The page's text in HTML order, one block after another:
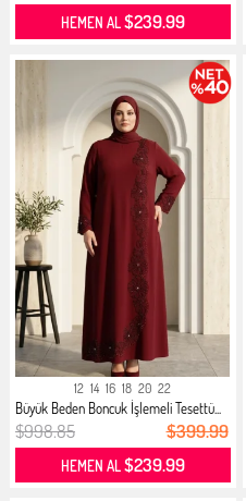
HEMEN AL$239.99
12 14 16 18 20 22
Büyük Beden Boncuk İşlemeli Tesettü...
$998.85 $399.99
HEMEN AL$239.99